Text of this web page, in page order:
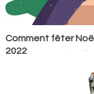
Comment fêter
2022